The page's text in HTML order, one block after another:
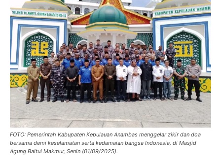
FOTO: Pemerintah Kabupaten Kepulauan Anambas menggelar zikir dan doa
bersama demi keselamatan serta kedamaian bangsa Indonesia, di Masjid
Agung Baitul Makmur, Senin (01/09/2025).